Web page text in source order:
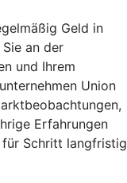
Geld in
an der
und Ihrem
Union
Erfahrungen
für Schritt langfristig